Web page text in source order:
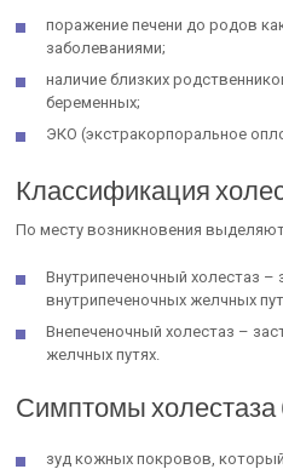
поражение печени до родов
заболеваниями;
наличие близких
беременных;
ЭКО (экстракорпоральное
Классификация
По месту возникновения
Внутрипеченочный холестаз –
внутрипеченочных желчных
Внепеченочный холестаз –
желчных путях.
Симптомы
зуд кожных покровов,